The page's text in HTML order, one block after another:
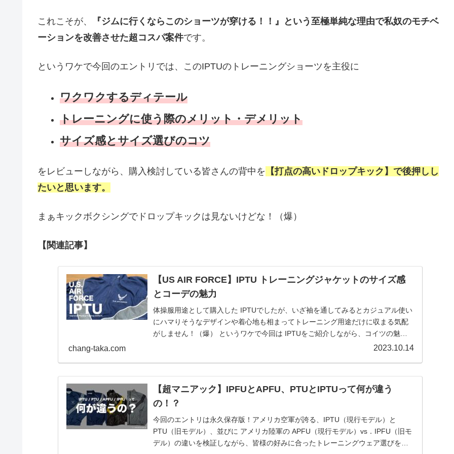
これこそが、
『ジムに行くならこのショーツが穿ける！！』という至極単純な理由で私奴のモチベ
ーションを改善させた超コスパ案件です。
というワケで今回のエントリでは、このIPTUのトレーニングショーツを主役に
ワクワクするディテール
トレーニングに使う際のメリット・デメリット
サイズ感とサイズ選びのコツ
をレビューしながら、購入検討している皆さんの背中を 【打点の高いドロップキック】で後押しし
たいと思います。
まぁキックボクシングでドロップキックは見ないけどな！（爆）
【関連記事】
【US AIR FORCE】IPTU トレーニングジャケットのサイズ感
とコーデの魅力
体操服用途として購入した IPTUでしたが、いざ袖を通してみるとカジュアル使い
にハマりそうなデザインや着心地も相まってトレーニング用途だけに収まる気配
がしません！（爆） というワケで今回は IPTUをご紹介しながら、コイツの魅力
chang-taka.com 2023.10.14
【超マニアック】IPFUとAPFU、PTUとIPTUって何が違う
の！？
今回のエントリは永久保存版！アメリカ空軍が誇る、IPTU（現行モデル）と
PTU（旧モデル）、並びに アメリカ陸軍の APFU（現行モデル）vs．IPFU（旧モ
デル）の違いを検証しながら、皆様の好みに合ったトレーニングウェア選びをサ